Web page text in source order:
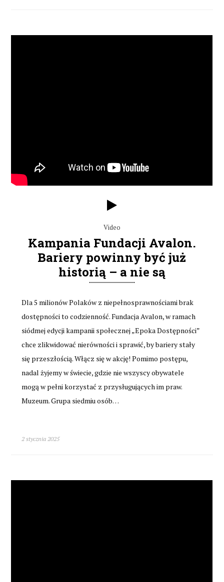
Video
Kampania Fundacji Avalon.
Bariery powinny być już
historią – a nie są
Dla 5 milionów Polaków z niepełnosprawnościami brak
dostępności to codzienność. Fundacja Avalon, w ramach
siódmej edycji kampanii społecznej „Epoka Dostępności”
chce zlikwidować nierówności i sprawić, by bariery stały
się przeszłością. Włącz się w akcję! Pomimo postępu,
nadal żyjemy w świecie, gdzie nie wszyscy obywatele
mogą w pełni korzystać z przysługujących im praw.
Muzeum. Grupa siedmiu osób…
2 stycznia 2025